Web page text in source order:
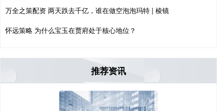
万全之策配资 两天跌去千亿，谁在做空泡泡玛特 | 棱镜
怀远策略 为什么宝玉在贾府处于核心地位？
推荐资讯